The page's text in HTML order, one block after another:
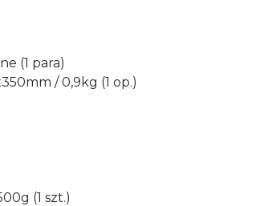
(1 para)
/ 0,9kg (1 op.)
(1 szt.)